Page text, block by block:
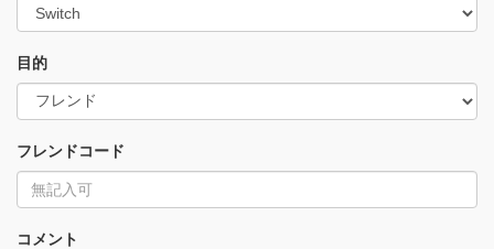
目的
フレンドコード
コメント